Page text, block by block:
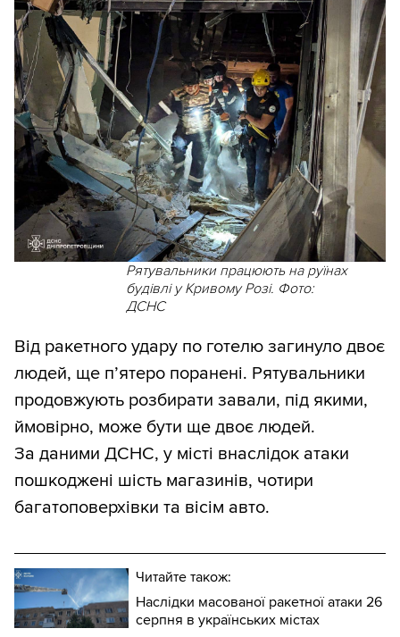
Рятувальники працюють на руїнах
будівлі у Кривому Розі. Фото:
ДСНС
Від ракетного удару по готелю загинуло двоє
людей, ще пʼятеро поранені. Рятувальники
продовжують розбирати завали, під якими,
ймовірно, може бути ще двоє людей.
За даними ДСНС, у місті внаслідок атаки
пошкоджені шість магазинів, чотири
багатоповерхівки та вісім авто.
Читайте також:
Наслідки масованої ракетної атаки 26
серпня в українських містах